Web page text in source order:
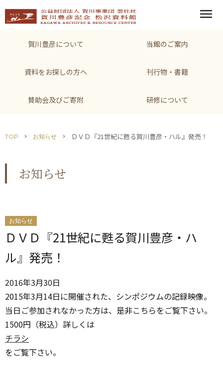
menu
賀川豊彦について 当館のご案内
資料をお探しの方へ 刊行物・書籍
賛助会及びご寄附 研修について
TOP chevron_right お知らせ chevron_right ＤＶＤ『21世紀に甦る賀川豊彦・ハル』発売！
お知らせ
お知らせ
ＤＶＤ『21世紀に甦る賀川豊彦・ハ
ル』発売！
2016年3月30日
2015年3月14日に開催された、シンポジウムの記録映像。
当日ご参加されなかった方は、是非こちらをご覧下さい。
1500円（税込）詳しくは
チラシ
をご覧下さい。